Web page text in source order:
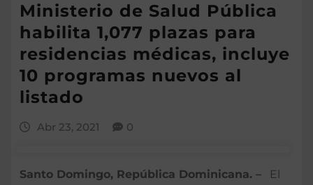
Ministerio de Salud Pública
habilita 1,077 plazas para
residencias médicas, incluye
10 programas nuevos al
listado
Abr 23, 2021 0
Santo Domingo, República Dominicana. – El